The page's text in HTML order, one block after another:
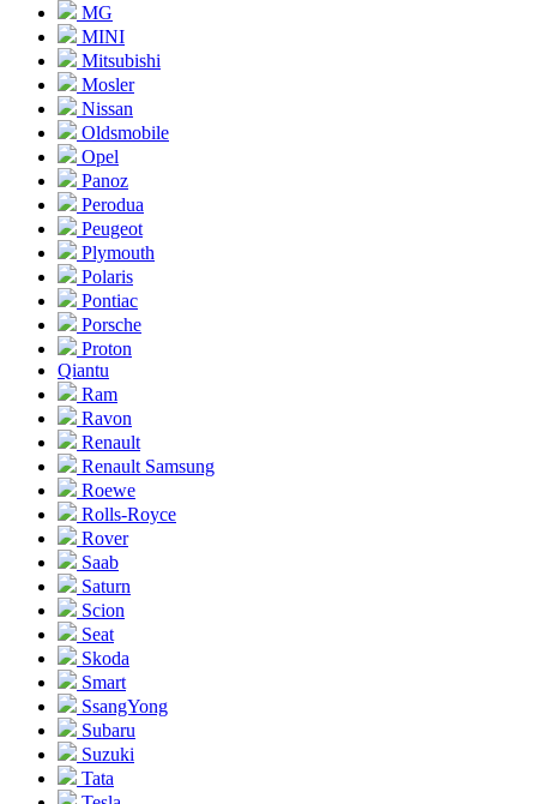
MG
MINI
Mitsubishi
Mosler
Nissan
Oldsmobile
Opel
Panoz
Perodua
Peugeot
Plymouth
Polaris
Pontiac
Porsche
Proton
Qiantu
Ram
Ravon
Renault
Renault Samsung
Roewe
Rolls-Royce
Rover
Saab
Saturn
Scion
Seat
Skoda
Smart
SsangYong
Subaru
Suzuki
Tata